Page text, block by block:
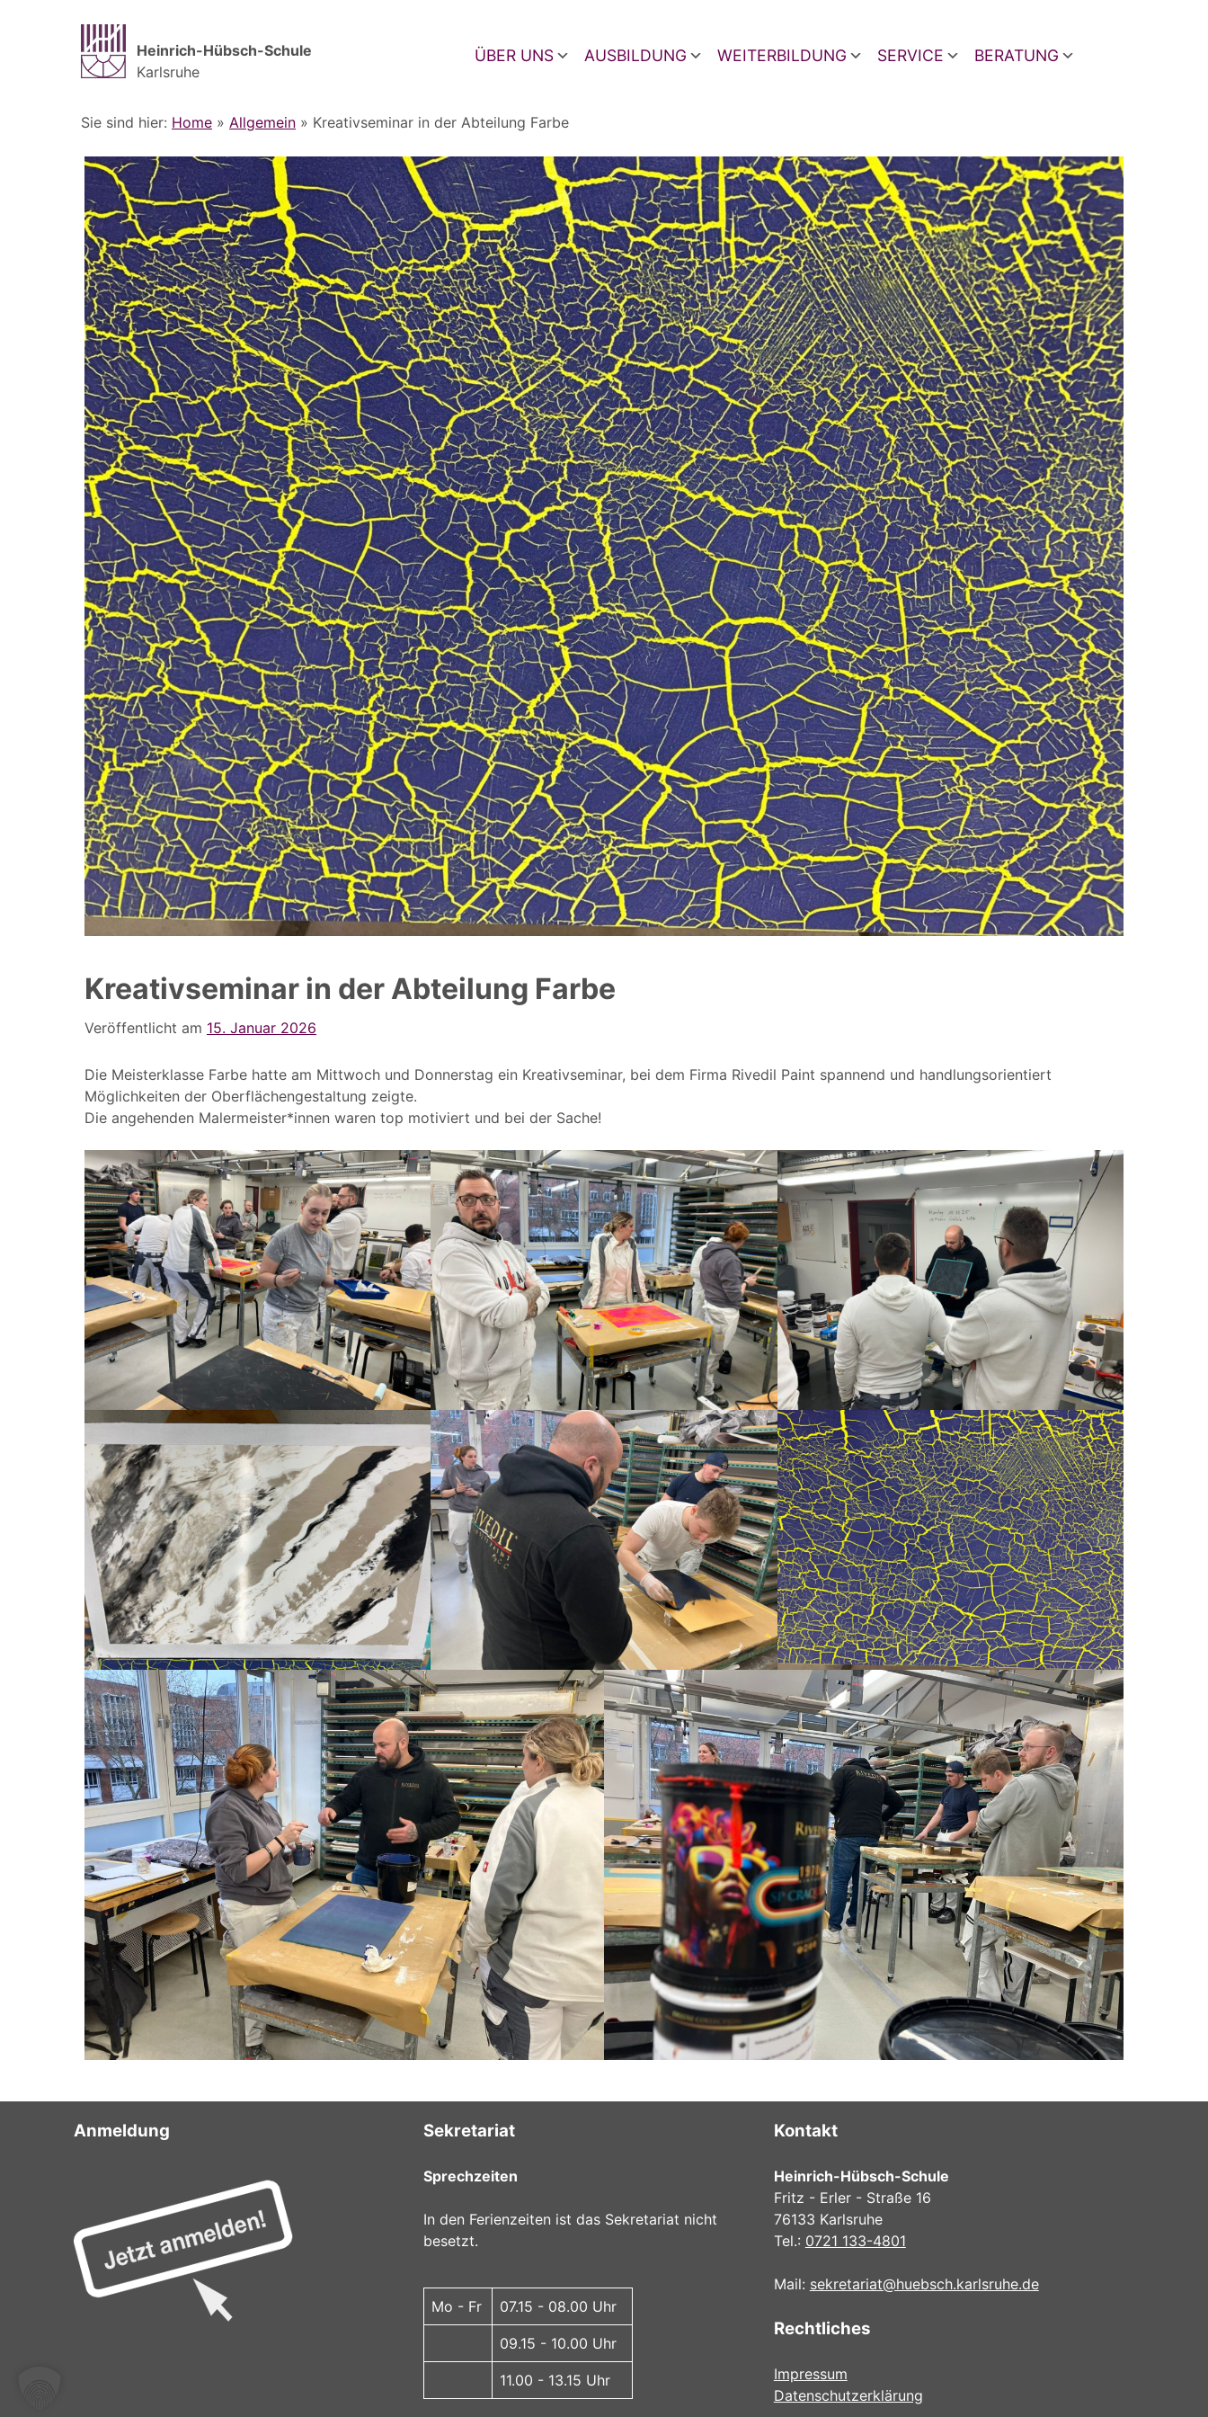
Heinrich-Hübsch-Schule
Karlsruhe
ÜBER UNS AUSBILDUNG WEITERBILDUNG SERVICE BERATUNG
Sie sind hier: Home » Allgemein » Kreativseminar in der Abteilung Farbe
Kreativseminar in der Abteilung Farbe
Veröffentlicht am 15. Januar 2026
Die Meisterklasse Farbe hatte am Mittwoch und Donnerstag ein Kreativseminar, bei dem Firma Rivedil Paint spannend und handlungsorientiert
Möglichkeiten der Oberflächengestaltung zeigte.
Die angehenden Malermeister*innen waren top motiviert und bei der Sache!
Anmeldung Sekretariat
Sprechzeiten
In den Ferienzeiten ist das Sekretariat nicht
besetzt.
Mo - Fr 07.15 - 08.00 Uhr
09.15 - 10.00 Uhr
11.00 - 13.15 Uhr
Kontakt
Heinrich-Hübsch-Schule
Fritz - Erler - Straße 16
76133 Karlsruhe
Tel.: 0721 133-4801
Mail: sekretariat@huebsch.karlsruhe.de
Rechtliches
Impressum
Datenschutzerklärung